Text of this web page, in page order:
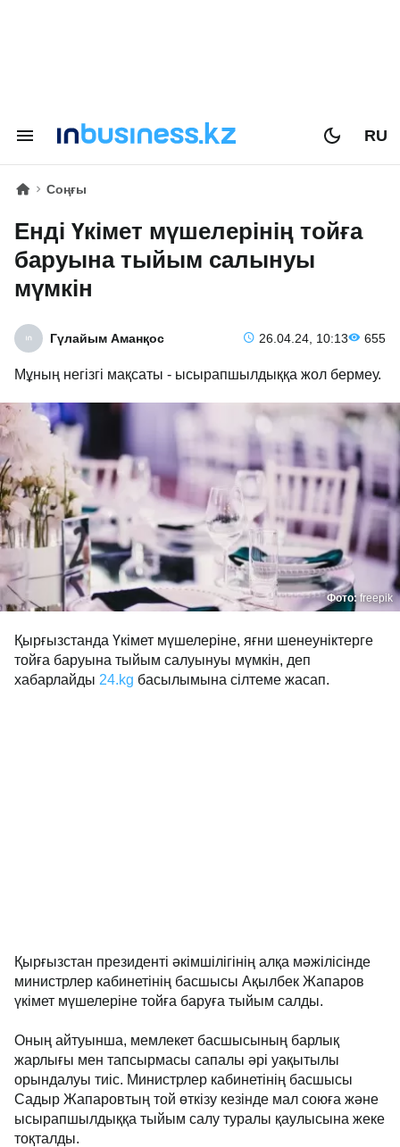
RU
Соңғы
Енді Үкімет мүшелерінің тойға
баруына тыйым салынуы
мүмкін
Гүлайым Аманқос 26.04.24, 10:13 655
Мұның негізгі мақсаты - ысырапшылдыққа жол бермеу.
Фото:freepik
Қырғызстанда Үкімет мүшелеріне, яғни шенеуніктерге
тойға баруына тыйым салуынуы мүмкін, деп
хабарлайды 24.kg басылымына сілтеме жасап.
Қырғызстан президенті әкімшілігінің алқа мәжілісінде
министрлер кабинетінің басшысы Ақылбек Жапаров
үкімет мүшелеріне тойға баруға тыйым салды.
Оның айтуынша, мемлекет басшысының барлық
жарлығы мен тапсырмасы сапалы әрі уақытылы
орындалуы тиіс. Министрлер кабинетінің басшысы
Садыр Жапаровтың той өткізу кезінде мал союға және
ысырапшылдыққа тыйым салу туралы қаулысына жеке
тоқталды.